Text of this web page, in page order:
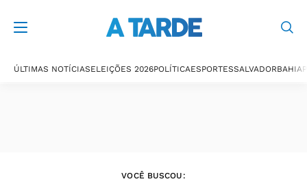
ÚLTIMAS NOTÍCIASELEIÇÕES 2026POLÍTICAESPORTESSALVADORBAHIA
VOCÊ BUSCOU: